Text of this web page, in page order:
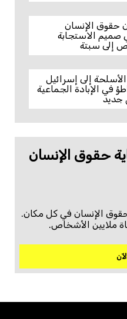
حقوق الإنسان
صميم الاستجابة
إلى سبتة
إلى إسرائيل
في الإبادة الجماعية
جديد
حقوق الإنسان
حقوق الإنسان في كل مكان.
ملايين الأشخاص.